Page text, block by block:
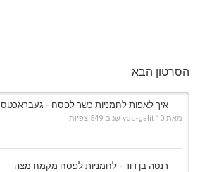
הסרטון הבא
איך לאפות לחמניות כשר לפסח - געבראכטס
מאת vod-galit 10 שנים 549 צפיות
רנטה בן דוד - לחמניות לפסח מקמח מצה